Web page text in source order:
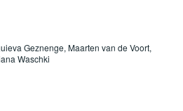
Geznenge, Maarten van de Voort,
Waschki